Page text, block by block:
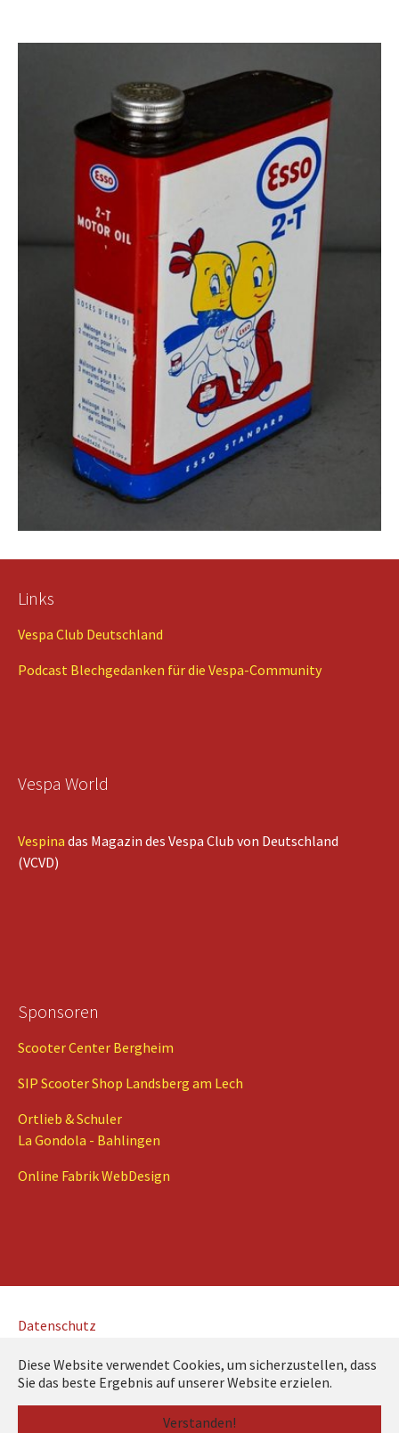
Diese Website verwendet Cookies, um sicherzustellen, dass
Sie das beste Ergebnis auf unserer Website erzielen.
Verstanden!
Links
Vespa Club Deutschland
Podcast Blechgedanken für die Vespa-Community
Vespa World
Vespina das Magazin des Vespa Club von Deutschland
(VCVD)
Sponsoren
Scooter Center Bergheim
SIP Scooter Shop Landsberg am Lech
Ortlieb & Schuler
La Gondola - Bahlingen
Online Fabrik WebDesign
Datenschutz
Vespa Club Freiburg e.V.